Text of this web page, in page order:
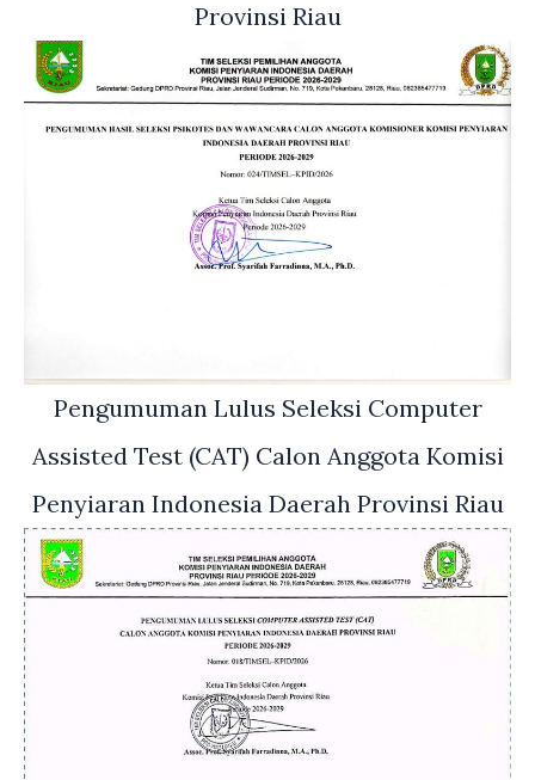
Provinsi Riau
Pengumuman Lulus Seleksi Computer
Assisted Test (CAT) Calon Anggota Komisi
Penyiaran Indonesia Daerah Provinsi Riau